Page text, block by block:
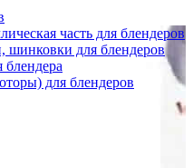
часть для блендеров
шинковки для блендеров
блендера
для блендеров